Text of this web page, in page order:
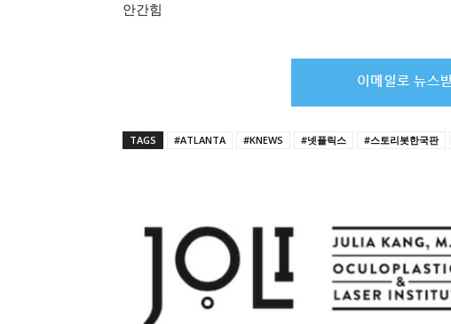
안간힘
TAGS #ATLANTA #KNEWS #넷플릭스 #스토리봇한국판